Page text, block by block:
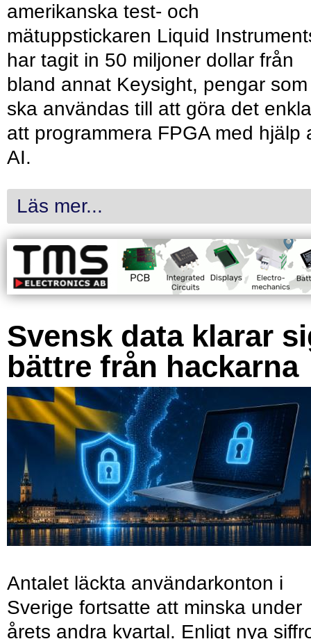
amerikanska test- och
mätuppstickaren Liquid
har tagit in 50 miljoner dollar från
bland annat Keysight, pengar som
ska användas till att göra det
att programmera FPGA med hjälp
AI.
Läs mer...
Svensk data klarar
bättre från hackarna
Antalet läckta användarkonton i
Sverige fortsatte att minska under
årets andra kvartal. Enligt nya